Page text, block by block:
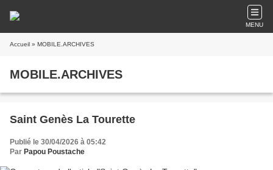
MENU
Accueil » MOBILE.ARCHIVES
MOBILE.ARCHIVES
Saint Genès La Tourette
Publié le 30/04/2026 à 05:42
Par Papou Poustache